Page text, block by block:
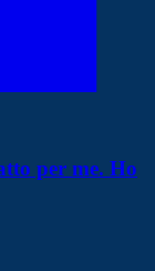
per me. Ho